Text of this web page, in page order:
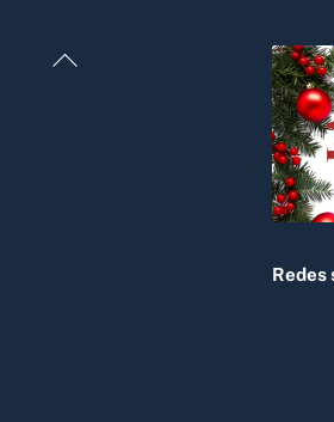
Back
Redes